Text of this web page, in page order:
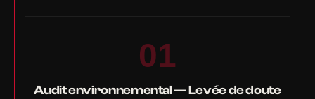
01
Audit environnemental — Levée de doute